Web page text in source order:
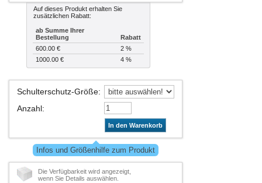
Auf dieses Produkt erhalten Sie
zusätzlichen Rabatt:
ab Summe Ihrer
Bestellung
Rabatt
600.00 €
2 %
1000.00 €
4 %
Schulterschutz-Größe:
Anzahl:
In den Warenkorb
Infos und Größenhilfe zum Produkt
Die Verfügbarkeit wird angezeigt,
wenn Sie Details auswählen.